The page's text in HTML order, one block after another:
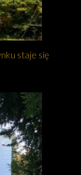
staje się